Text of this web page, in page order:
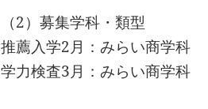
（2）募集学科・類型
推薦入学2月：みらい商学科
学力検査3月：みらい商学科